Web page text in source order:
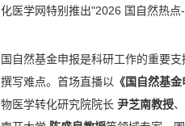
化医学网特别推出"2026 国自然热点
国自然基金申报是科研工作的重要
撰写难点。首场直播以 《国自然基
物医学转化研究院院长 尹芝南教授